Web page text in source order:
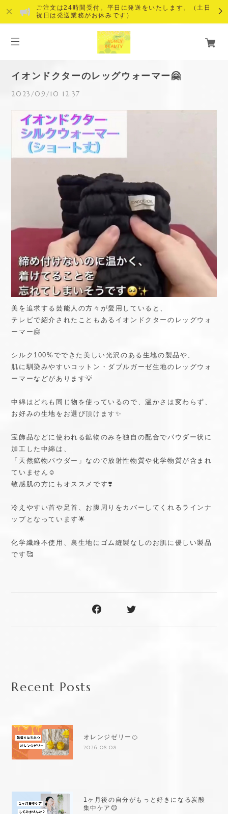
ご注文は24時間受付。平日に発送をいたします。（土日
祝日は発送業務がお休みです）
イオンドクターのレッグウォーマー🤗
2023/09/10 12:37
美を追求する芸能人の方々が愛用していると、
テレビで紹介されたこともあるイオンドクターのレッグウォ
ーマー🤗
シルク100%でできた美しい光沢のある生地の製品や、
肌に馴染みやすいコットン・ダブルガーゼ生地のレッグウォ
ーマーなどがあります💡
中綿はどれも同じ物を使っているので、温かさは変わらず、
お好みの生地をお選び頂けます✨
宝飾品などに使われる鉱物のみを独自の配合でパウダー状に
加工した中綿は、
「天然鉱物パウダー」なので放射性物質や化学物質が含まれ
ていません☺️
敏感肌の方にもオススメです❣️
冷えやすい首や足首、お腹周りをカバーしてくれるラインナ
ップとなっています🌟
化学繊維不使用、裏生地にゴム縫製なしのお肌に優しい製品
です🥰
Recent Posts
オレンジゼリー🍊
2026.08.08
1ヶ月後の自分がもっと好きになる炭酸
集中ケア😌